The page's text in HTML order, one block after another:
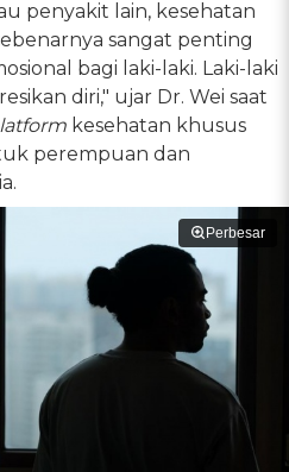
penyakit lain, kesehatan
sangat penting
bagi laki-laki. Laki-laki
diri," ujar Dr. Wei saat
kesehatan khusus
perempuan dan
Perbesar